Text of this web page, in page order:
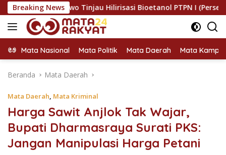
Langsung
ke
konten
Breaking News
Tinjau Hilirisasi Bioetanol PTPN I (Persero), Subholding
Mata Nasional Mata Politik Mata Daerah Mata
Beranda Mata Daerah
Mata Daerah, Mata Kriminal
Harga Sawit Anjlok Tak Wajar,
Bupati Dharmasraya Surati PKS:
Jangan Manipulasi Harga Petani